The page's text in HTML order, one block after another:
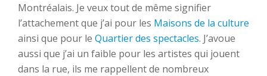
Montréalais. Je veux tout de même signifier
l’attachement que j’ai pour les Maisons de la culture
ainsi que pour le Quartier des spectacles. J’avoue
aussi que j’ai un faible pour les artistes qui jouent
dans la rue, ils me rappellent de nombreux